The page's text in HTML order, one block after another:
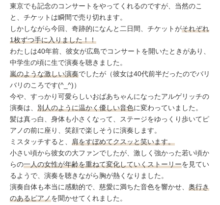
東京でも記念のコンサートをやってくれるのですが、当然のこ
と、チケットは瞬間で売り切れます。
しかしながら今回、奇跡的になんと二日間、チケットがそれぞれ
1枚ずつ手に入りました！！
わたしは40年前、彼女が広島でコンサートを開いたときがあり、
中学生の頃に生で演奏を聴きました。
嵐のような激しい演奏でしたが（彼女は40代前半だったのでバリ
バリのころです(^_^)）
今や、すっかり可愛らしいおばあちゃんになったアルゲリッチの
演奏は、 別人のように温かく優しい音色に変わっていました。
髪は真っ白、身体も小さくなって、ステージをゆっくり歩いてピ
アノの前に座り、笑顔で楽しそうに演奏します。
ミスタッチすると、 肩をすぼめてクスッと笑います。
小さい頃から彼女の大ファンでしたが、激しく強かった若い頃か
らの一人の女性が年齢を重ねて変化していくストーリーを見てい
るようで、演奏を聴きながら胸が熱くなりました。
演奏自体も本当に感動的で、慈愛に満ちた音色を響かせ、 奥行き
のあるピアノを聞かせてくれました。